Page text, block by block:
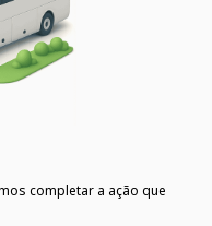
completar a ação que